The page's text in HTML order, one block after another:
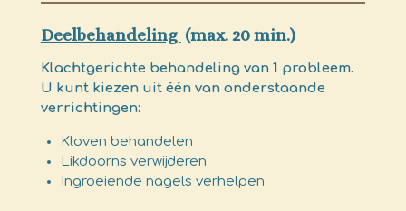
Deelbehandeling (max. 20 min.)
Klachtgerichte behandeling van 1 probleem.
U kunt kiezen uit één van onderstaande
verrichtingen:
Kloven behandelen
Likdoorns verwijderen
Ingroeiende nagels verhelpen